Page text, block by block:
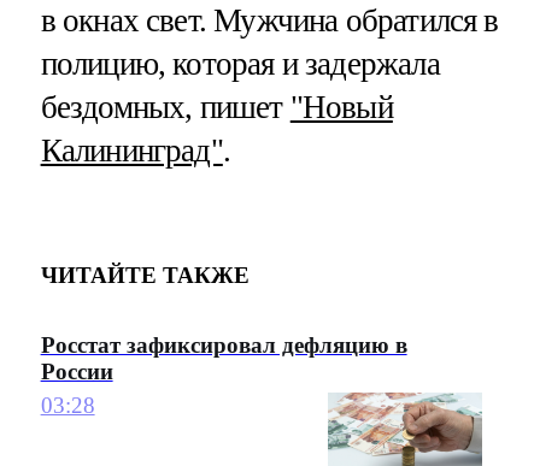
в окнах свет. Мужчина обратился в
полицию, которая и задержала
бездомных, пишет "Новый
Калининград".
ЧИТАЙТЕ ТАКЖЕ
Росстат зафиксировал дефляцию в
России
03:28